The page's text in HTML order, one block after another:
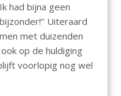
had bijna geen
Uiteraard
met duizenden
op de huldiging
voorlopig nog wel